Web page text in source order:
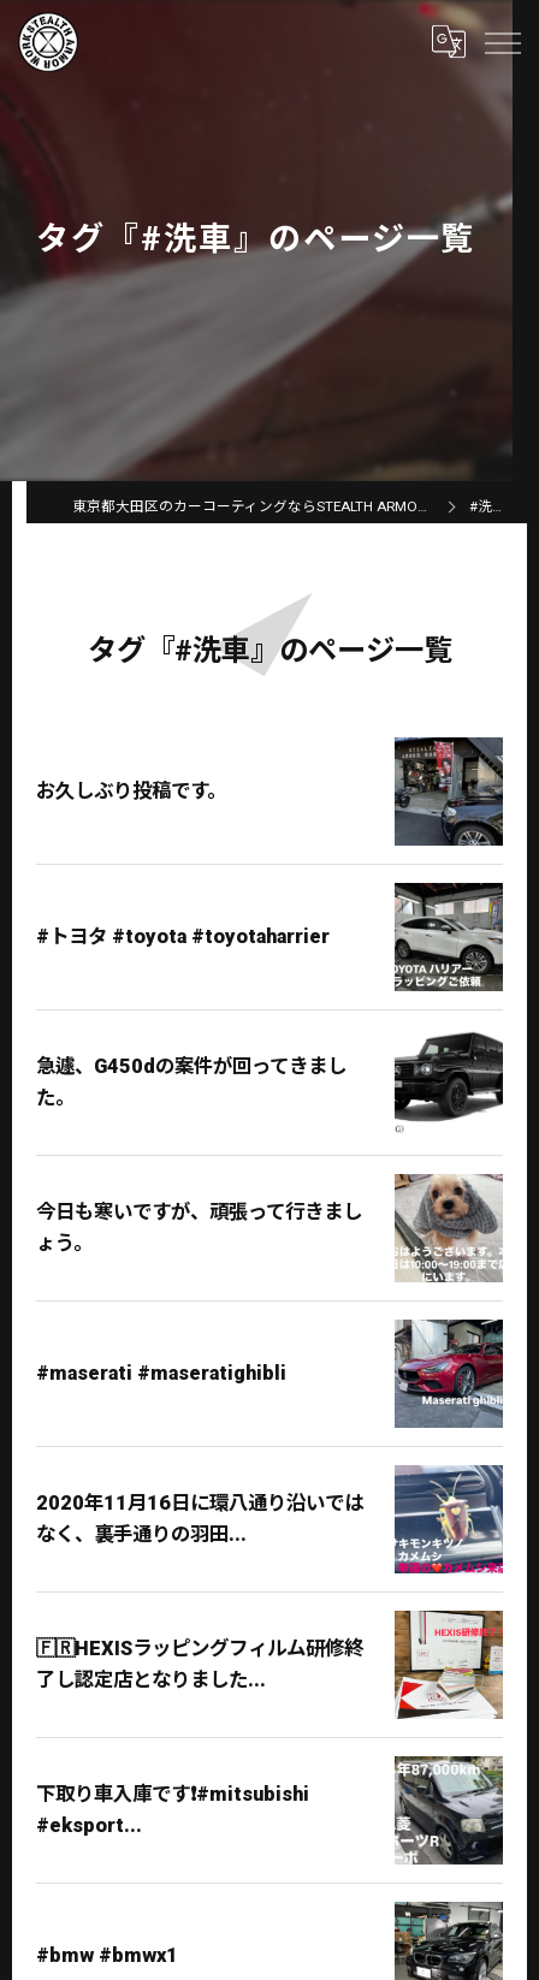
タグ『#洗車』のページ一覧
東京都大田区のカーコーティングならSTEALTH ARMOR WORKS #洗車
タグ『#洗車』のページ一覧
お久しぶり投稿です。
#トヨタ #toyota #toyotaharrier
急遽、G450dの案件が回ってきまし
た。
今日も寒いですが、頑張って行きまし
ょう。
#maserati #maseratighibli
2020年11月16日に環八通り沿いでは
なく、裏手通りの羽田...
🇫🇷HEXISラッピングフィルム研修終
了し認定店となりました...
下取り車入庫です❗️#mitsubishi
#eksport...
#bmw #bmwx1